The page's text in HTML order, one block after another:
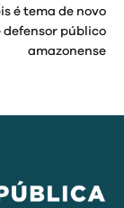
é tema de novo
defensor público
amazonense